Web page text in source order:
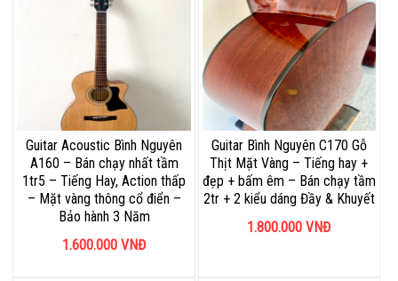
Guitar Acoustic Bình Nguyên
A160 – Bán chạy nhất tầm
1tr5 – Tiếng Hay, Action thấp
– Mặt vàng thông cổ điển –
Bảo hành 3 Năm
1.600.000 VNĐ
Guitar Bình Nguyên C170 Gỗ
Thịt Mặt Vàng – Tiếng hay +
đẹp + bấm êm – Bán chạy tầm
2tr + 2 kiểu dáng Đầy & Khuyết
1.800.000 VNĐ